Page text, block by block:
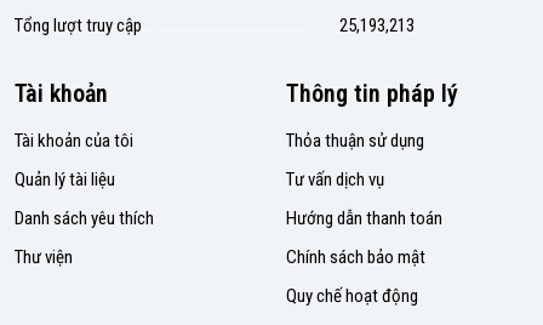
Tổng lượt truy cập
25,193,213
Tài khoản
Tài khoản của tôi
Quản lý tài liệu
Danh sách yêu thích
Thư viện
Thông tin pháp lý
Thỏa thuận sử dụng
Tư vấn dịch vụ
Hướng dẫn thanh toán
Chính sách bảo mật
Quy chế hoạt động